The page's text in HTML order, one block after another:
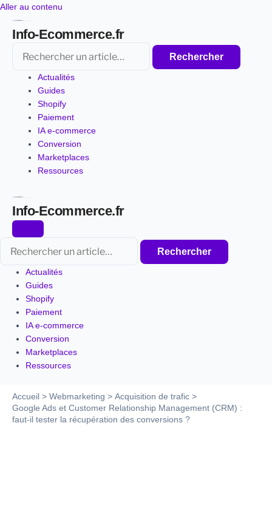
Aller au contenu
contenu
Info-Ecommerce.fr
Rechercher
Actualités
Guides
Shopify
Paiement
IA e-commerce
Conversion
Marketplaces
Ressources
Info-Ecommerce.fr
Rechercher
Actualités
Guides
Shopify
Paiement
IA e-commerce
Conversion
Marketplaces
Ressources
Accueil Webmarketing
Acquisition de trafic
Google Ads et Customer Relationship Management (CRM) :
faut-il tester la récupération des conversions ?